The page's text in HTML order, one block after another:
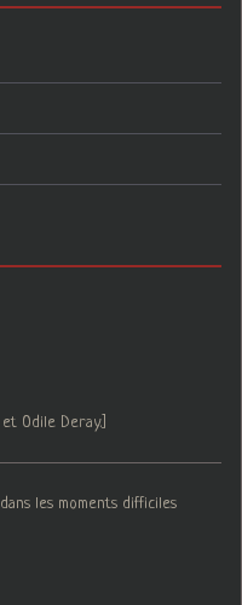
Odile Deray.]
les moments difficiles